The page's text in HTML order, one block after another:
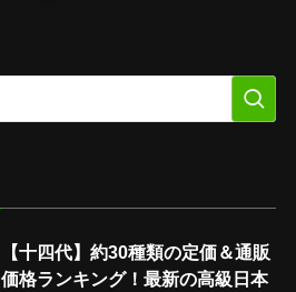
【十四代】約30種類の定価＆通販
価格ランキング！最新の高級日本